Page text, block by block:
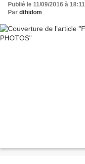
Publié le 11/09/2016 à 18:11
Par dthidom